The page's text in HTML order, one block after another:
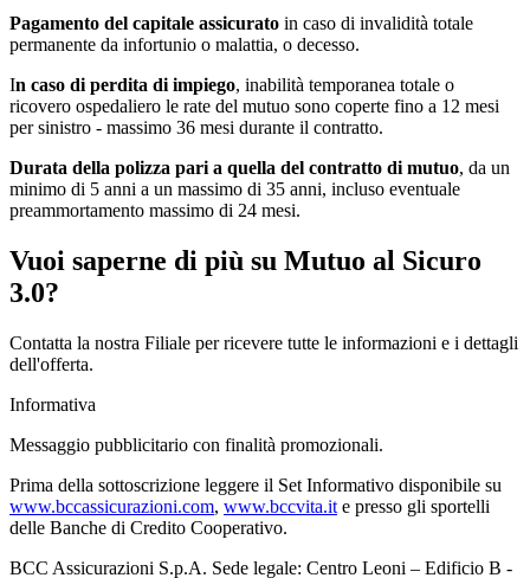
Pagamento del capitale assicurato in caso di invalidità totale
permanente da infortunio o malattia, o decesso.
In caso di perdita di impiego, inabilità temporanea totale o
ricovero ospedaliero le rate del mutuo sono coperte fino a 12 mesi
per sinistro - massimo 36 mesi durante il contratto.
Durata della polizza pari a quella del contratto di mutuo, da un
minimo di 5 anni a un massimo di 35 anni, incluso eventuale
preammortamento massimo di 24 mesi.
Vuoi saperne di più su Mutuo al Sicuro
3.0?
Contatta la nostra Filiale per ricevere tutte le informazioni e i dettagli
dell'offerta.
Informativa
Messaggio pubblicitario con finalità promozionali.
Prima della sottoscrizione leggere il Set Informativo disponibile su
www.bccassicurazioni.com, www.bccvita.it e presso gli sportelli
delle Banche di Credito Cooperativo.
BCC Assicurazioni S.p.A. Sede legale: Centro Leoni – Edificio B -